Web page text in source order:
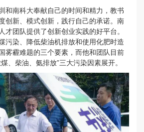
和南科大奉献自己的时间和精力，教书
创新、模式创新，践行自己的承诺。南
才团队提供了创新创业实践的好平台。
污染、降低柴油机排放和使用化肥时造
雾霾难题的三个要素，而他和团队目前
、柴油、氨排放”三大污染因素展开。